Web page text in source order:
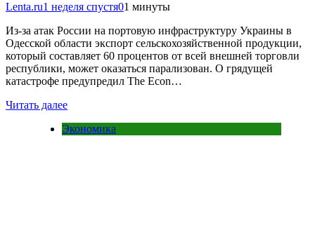
Lenta.ru1 неделя спустя01 минуты
Из-за атак России на портовую инфраструктуру Украины в
Одесской области экспорт сельскохозяйственной продукции,
который составляет 60 процентов от всей внешней торговли
республики, может оказаться парализован. О грядущей
катастрофе предупредил The Econ…
Читать далее
Экономика